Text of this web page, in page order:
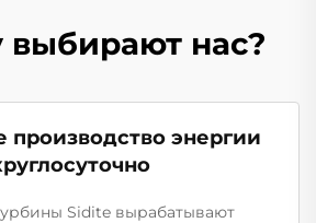
нас?
производство энергии
Sidite вырабатывают